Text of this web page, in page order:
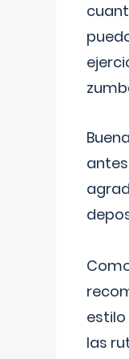
estilo
las